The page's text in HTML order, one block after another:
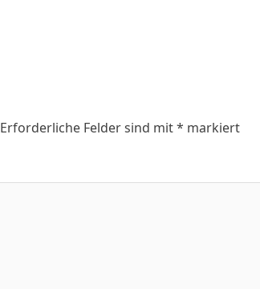
Erforderliche Felder sind mit* markiert